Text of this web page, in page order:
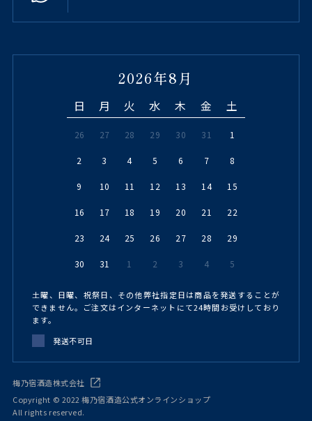
2026年8月
日 月 火 水 木 金 土
26 27 28 29 30 31 1
2 3 4 5 6 7 8
9 10 11 12 13 14 15
16 17 18 19 20 21 22
23 24 25 26 27 28 29
30 31 1 2 3 4 5
土曜、日曜、祝祭日、その他弊社指定日は商品を発送することが
できません。ご注文はインターネットにて24時間お受けしており
ます。
発送不可日
梅乃宿酒造株式会社
Copyright © 2022 梅乃宿酒造公式オンラインショップ
All rights reserved.